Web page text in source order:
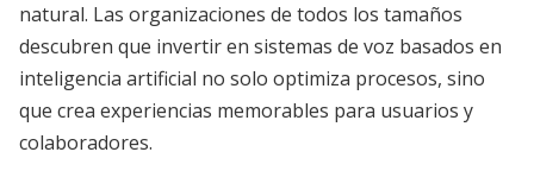
natural. Las organizaciones de todos los tamaños
descubren que invertir en sistemas de voz basados en
inteligencia artificial no solo optimiza procesos, sino
que crea experiencias memorables para usuarios y
colaboradores.